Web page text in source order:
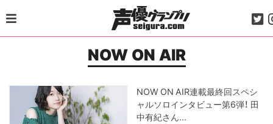
to
content
NOW ON AIR
NOW ON AIR連載最終回スペシ
ャルソロインタビュー第6弾！ 田
中有紀さん...